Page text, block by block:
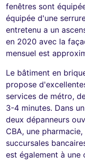
fenêtres sont
équipée d'une
entretenu a un
en 2020 avec la
mensuel est
Le bâtiment en
propose
services de métro,
3-4 minutes. Dans
deux dépanneurs
CBA, une
succursales
est également à une